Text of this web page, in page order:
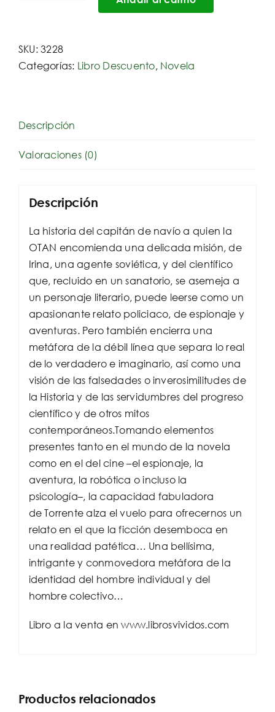
el
viento
cantidad
SKU:3228
Categorías: Libro Descuento, Novela
Descripción
Valoraciones (0)
Descripción
La historia del capitán de navío a quien la
OTAN encomienda una delicada misión, de
Irina, una agente soviética, y del científico
que, recluido en un sanatorio, se asemeja a
un personaje literario, puede leerse como un
apasionante relato policiaco, de espionaje y
aventuras. Pero también encierra una
metáfora de la débil línea que separa lo real
de lo verdadero e imaginario, así como una
visión de las falsedades o inverosimilitudes de
la Historia y de las servidumbres del progreso
científico y de otros mitos
contemporáneos.Tomando elementos
presentes tanto en el mundo de la novela
como en el del cine –el espionaje, la
aventura, la robótica o incluso la
psicología–, la capacidad fabuladora
de Torrente alza el vuelo para ofrecernos un
relato en el que la ficción desemboca en
una realidad patética… Una bellísima,
intrigante y conmovedora metáfora de la
identidad del hombre individual y del
hombre colectivo…
Libro a la venta en www.librosvividos.com
Productos relacionados